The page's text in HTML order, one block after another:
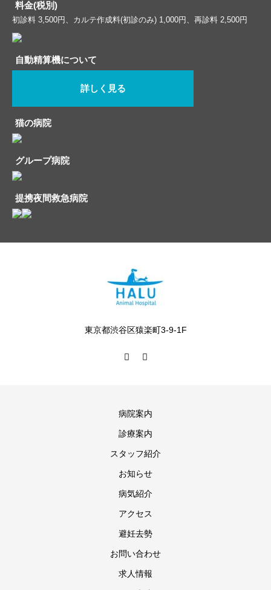
料金(税別)
初診料 3,500円、カルテ作成料(初診のみ) 1,000円、再診料 2,500円
自動精算機について
詳しく見る
猫の病院
グループ病院
提携夜間救急病院
東京都渋谷区猿楽町3-9-1F
病院案内
診療案内
スタッフ紹介
お知らせ
病気紹介
アクセス
避妊去勢
お問い合わせ
求人情報